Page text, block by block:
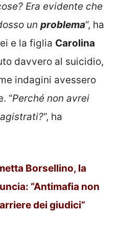
Era evidente che
un problema“, ha
e la figlia Carolina
davvero al suicidio,
indagini avessero
“Perché non avrei
“, ha
Borsellino, la
“Antimafia non
dei giudici”